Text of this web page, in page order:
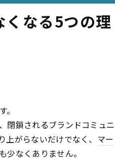
くなる5つの理
閉鎖されるブランドコミュニ
がらないだけでなく、 マー
なくありません。